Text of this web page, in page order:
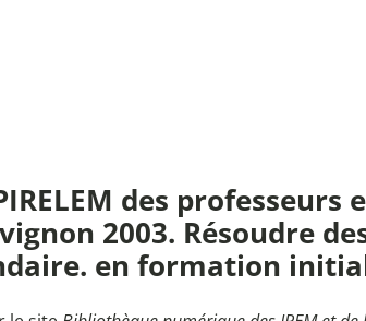
des
2003. Résoudre
en formation